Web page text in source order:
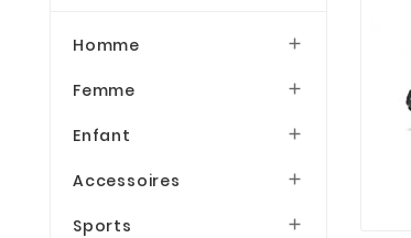
Homme 
Femme 
Enfant 
Accessoires 
Sports 